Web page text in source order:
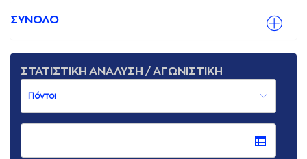
ΣΥΝΟΛΟ
ΣΤΑΤΙΣΤΙΚΗ ΑΝΑΛΥΣΗ / ΑΓΩΝΙΣΤΙΚΗ